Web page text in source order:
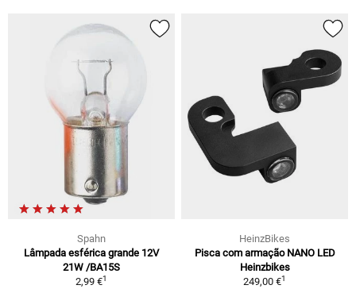
Spahn
Lâmpada esférica grande 12V
21W /BA15S
2,99 €1
HeinzBikes
Pisca com armação NANO LED
Heinzbikes
249,00 €1